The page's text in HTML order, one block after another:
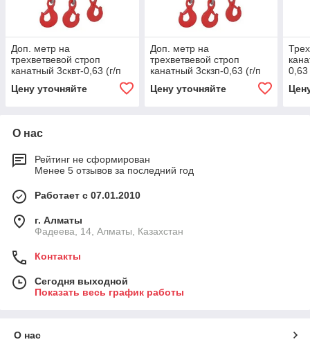
Доп. метр на
трехветвевой строп
канатный 3сквт-0,63 (г/п
0,63 тн, мин. длина 1 м)
6.3, 1500
Цену уточняйте
Доп. метр на
трехветвевой строп
канатный 3скзп-0,63 (г/п
0,63 тн, мин. длина 1 м)
6.3, 1500
Цену уточняйте
О нас
Рейтинг не сформирован
Менее 5 отзывов за последний год
Работает с 07.01.2010
г. Алматы
Фадеева, 14, Алматы, Казахстан
Контакты
Сегодня выходной
Показать весь график работы
О нас